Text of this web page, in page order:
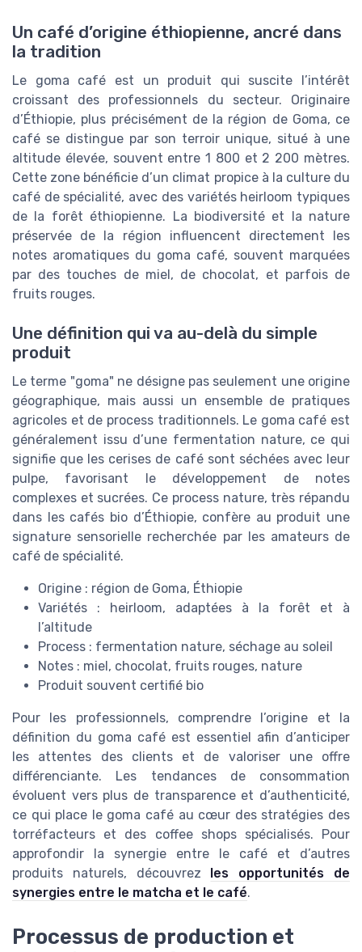
Un café d’origine éthiopienne, ancré dans
la tradition
Le goma café est un produit qui suscite l’intérêt
croissant des professionnels du secteur. Originaire
d’Éthiopie, plus précisément de la région de Goma, ce
café se distingue par son terroir unique, situé à une
altitude élevée, souvent entre 1 800 et 2 200 mètres.
Cette zone bénéficie d’un climat propice à la culture du
café de spécialité, avec des variétés heirloom typiques
de la forêt éthiopienne. La biodiversité et la nature
préservée de la région influencent directement les
notes aromatiques du goma café, souvent marquées
par des touches de miel, de chocolat, et parfois de
fruits rouges.
Une définition qui va au-delà du simple
produit
Le terme "goma" ne désigne pas seulement une origine
géographique, mais aussi un ensemble de pratiques
agricoles et de process traditionnels. Le goma café est
généralement issu d’une fermentation nature, ce qui
signifie que les cerises de café sont séchées avec leur
pulpe, favorisant le développement de notes
complexes et sucrées. Ce process nature, très répandu
dans les cafés bio d’Éthiopie, confère au produit une
signature sensorielle recherchée par les amateurs de
café de spécialité.
Origine : région de Goma, Éthiopie
Variétés : heirloom, adaptées à la forêt et à
l’altitude
Process : fermentation nature, séchage au soleil
Notes : miel, chocolat, fruits rouges, nature
Produit souvent certifié bio
Pour les professionnels, comprendre l’origine et la
définition du goma café est essentiel afin d’anticiper
les attentes des clients et de valoriser une offre
différenciante. Les tendances de consommation
évoluent vers plus de transparence et d’authenticité,
ce qui place le goma café au cœur des stratégies des
torréfacteurs et des coffee shops spécialisés. Pour
approfondir la synergie entre le café et d’autres
produits naturels, découvrez
les opportunités de
synergies entre le matcha et le café.
Processus de production et